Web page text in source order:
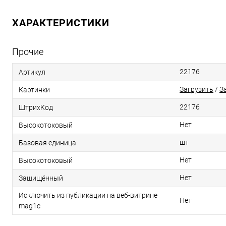
ХАРАКТЕРИСТИКИ
Прочие
Артикул 22176
Картинки Загрузить /
ШтрихКод 22176
Высокотоковый Нет
Базовая единица шт
Высокотоковый Нет
Защищённый Нет
Исключить из публикации на веб-витрине
mag1c
Нет